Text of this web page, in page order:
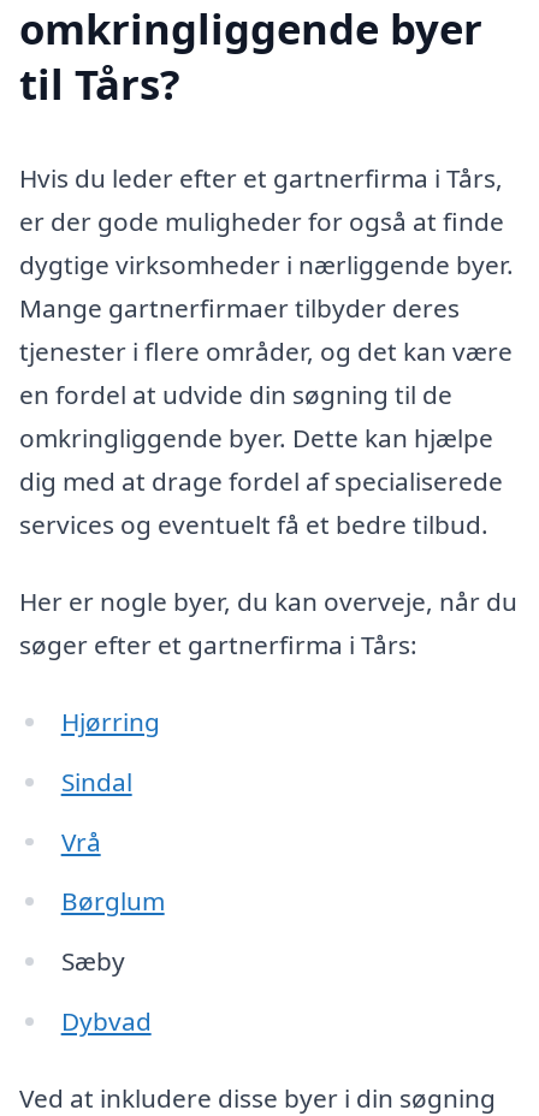
omkringliggende byer
til Tårs?
Hvis du leder efter et gartnerfirma i Tårs,
er der gode muligheder for også at finde
dygtige virksomheder i nærliggende byer.
Mange gartnerfirmaer tilbyder deres
tjenester i flere områder, og det kan være
en fordel at udvide din søgning til de
omkringliggende byer. Dette kan hjælpe
dig med at drage fordel af specialiserede
services og eventuelt få et bedre tilbud.
Her er nogle byer, du kan overveje, når du
søger efter et gartnerfirma i Tårs:
Hjørring
Sindal
Vrå
Børglum
Sæby
Dybvad
Ved at inkludere disse byer i din søgning